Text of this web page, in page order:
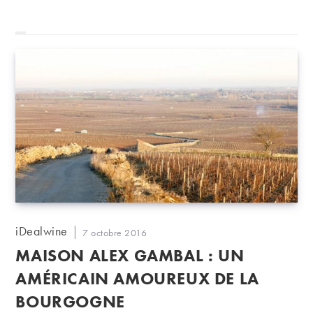
Auteur/autrice
la
publication :
iDealwine
Publication
publiée :
7 octobre 2016
MAISON ALEX GAMBAL : UN
AMÉRICAIN AMOUREUX DE LA
BOURGOGNE